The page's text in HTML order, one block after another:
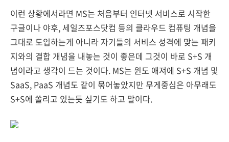
이런 상황에서라면 MS는 처음부터 인터넷 서비스로 시작한
구글이나 야후, 세일즈포스닷컴 등의 클라우드 컴퓨팅 개념을
그대로 도입하는게 아니라 자기들의 서비스 성격에 맞는 패키
지와의 결합 개념을 내놓는 것이 좋은데 그것이 바로 S+S 개
념이라고 생각이 드는 것이다. MS는 윈도 애져에 S+S 개념 및
SaaS, PaaS 개념도 같이 묶어놓았지만 무게중심은 아무래도
S+S에 쏠리고 있는듯 싶기도 하고 말이다.